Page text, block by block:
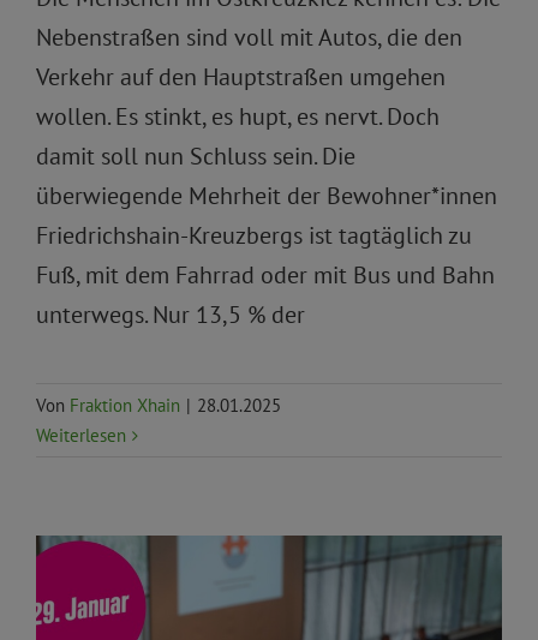
Nebenstraßen sind voll mit Autos, die den
Verkehr auf den Hauptstraßen umgehen
wollen. Es stinkt, es hupt, es nervt. Doch
damit soll nun Schluss sein. Die
überwiegende Mehrheit der Bewohner*innen
Friedrichshain-Kreuzbergs ist tagtäglich zu
Fuß, mit dem Fahrrad oder mit Bus und Bahn
unterwegs. Nur 13,5 % der
Von Fraktion Xhain | 28.01.2025
Weiterlesen